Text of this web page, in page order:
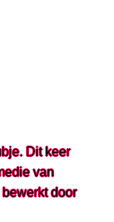
Dit keer
van
door